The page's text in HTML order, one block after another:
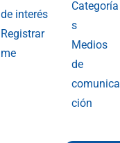
de interés
Registrar
me
Categoría
s
Medios
de
comunica
ción